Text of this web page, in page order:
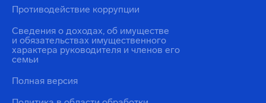
Противодействие коррупции
Сведения о доходах, об имуществе
и обязательствах имущественного
характера руководителя и членов его
семьи
Полная версия